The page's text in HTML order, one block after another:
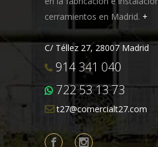
cerramientos en Madrid. +
C/ Téllez 27, 28007 Madrid
914 341 040
722 53 13 73
t27@comercialt27.com